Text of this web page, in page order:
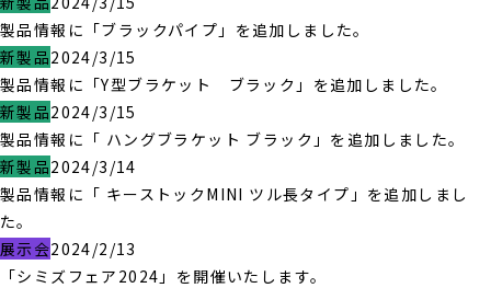
製品情報に「ブラックパイプ」を追加しました。
新製品2024/3/15
製品情報に「Y型ブラケット ブラック」を追加しました。
新製品2024/3/15
製品情報に「 ハングブラケット ブラック」を追加しました。
新製品2024/3/14
製品情報に「 キーストックMINI ツル長タイプ」を追加しまし
た。
展示会2024/2/13
「シミズフェア2024」を開催いたします。